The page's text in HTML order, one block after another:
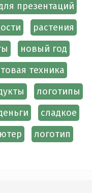
презентаций
растения
новый год
техника
логотипы
сладкое
логотип